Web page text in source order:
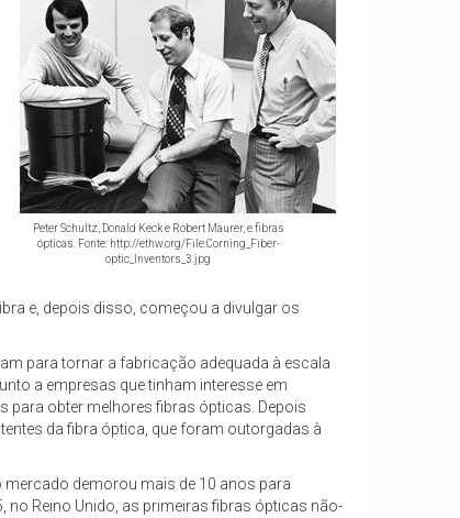
Peter Schultz, Donald Keck e Robert Maurer, e fibras
ópticas. Fonte: http://ethw.org/File:Corning_Fiber-
optic_Inventors_3.jpg
e, depois disso, começou a divulgar os
para tornar a fabricação adequada à escala
a empresas que tinham interesse em
para obter melhores fibras ópticas. Depois
da fibra óptica, que foram outorgadas à
mercado demorou mais de 10 anos para
no Reino Unido, as primeiras fibras ópticas não-